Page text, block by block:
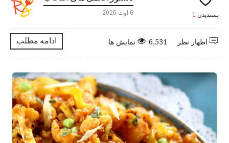
6 اوت 2026 پسندیدن 1
ادامه مطلب اظهار نظر 6,531 نمایش ها